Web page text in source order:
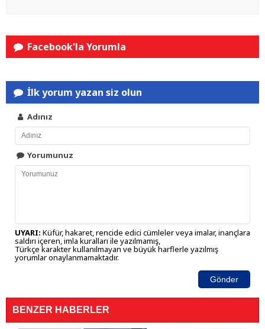
Facebook'la Yorumla
İlk yorum yazan siz olun
Adınız
Yorumunuz
UYARI: Küfür, hakaret, rencide edici cümleler veya imalar, inançlara
saldırı içeren, imla kuralları ile yazılmamış,
Türkçe karakter kullanılmayan ve büyük harflerle yazılmış
yorumlar onaylanmamaktadır.
Gönder
BENZER HABERLER